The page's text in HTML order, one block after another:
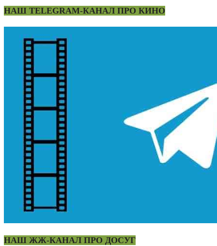
НАШ TELEGRAM-КАНАЛ ПРО КИНО
НАШ ЖЖ-КАНАЛ ПРО ДОСУГ